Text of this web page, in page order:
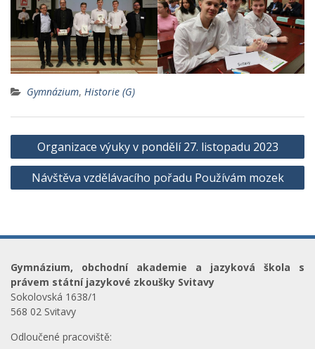
Gymnázium, Historie (G)
Navigace
pro
příspěvek
Organizace výuky v pondělí 27. listopadu 2023
Návštěva vzdělávacího pořadu Používám mozek
Gymnázium, obchodní akademie a jazyková škola s
právem státní jazykové zkoušky Svitavy
Sokolovská 1638/1
568 02 Svitavy
Odloučené pracoviště: